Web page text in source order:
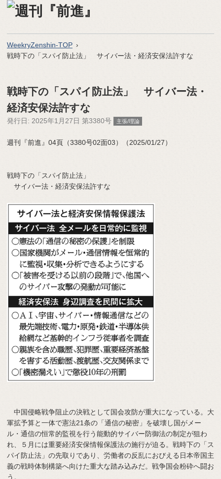
WeekryZenshin-TOP
戦時下の「スパイ防止法」 サイバー法・経済安保法許すな
戦時下の「スパイ防止法」 サイバー法・
経済安保法許すな
発行日: 2025年1月27日 第3380号 主張/理論
週刊『前進』04頁（3380号02面03）（2025/01/27）
戦時下の「スパイ防止法」
サイバー法・経済安保法許すな
中国侵略戦争阻止の決戦として国会攻防が重大になっている。大
軍拡予算と一体で憲法21条の「通信の秘密」を破壊し国がメー
ル・通信の恒常的監視を行う能動的サイバー防御法の制定が狙わ
れ、５月には重要経済安保情報保護法の施行が迫る。戦時下の「ス
パイ防止法」の先取りであり、労働者の反乱におびえる日本帝国主
義の戦時体制構築へ向けた重大な踏み込みだ。戦争国会粉砕へ闘お
う。